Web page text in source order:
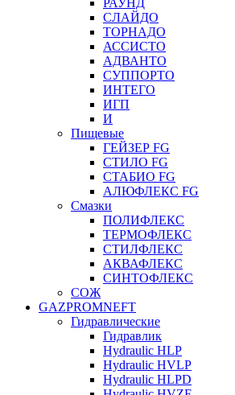
РАУНД
СЛАЙДО
ТОРНАДО
АССИСТО
АДВАНТО
СУППОРТО
ИНТЕГО
ИГП
И
Пищевые
ГЕЙЗЕР FG
СТИЛО FG
СТАБИО FG
АЛЮФЛЕКС FG
Смазки
ПОЛИФЛЕКС
ТЕРМОФЛЕКС
СТИЛФЛЕКС
АКВАФЛЕКС
СИНТОФЛЕКС
СОЖ
GAZPROMNEFT
Гидравлические
Гидравлик
Hydraulic HLP
Hydraulic HVLP
Hydraulic HLPD